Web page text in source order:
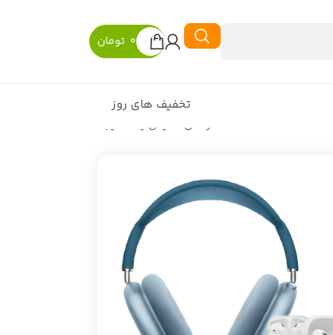
تومان 0
تخفیف های روز
در حال نمایش یک نتیجه